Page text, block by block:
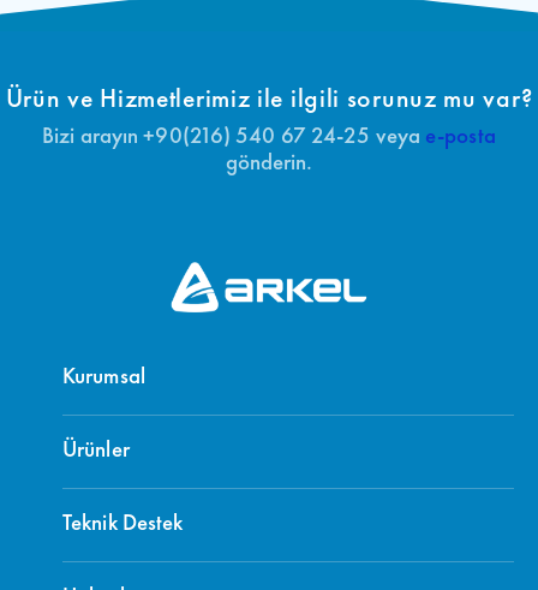
Ürün ve Hizmetlerimiz ile ilgili sorunuz mu var?
Bizi arayın +90(216) 540 67 24-25 veya e-posta
gönderin.
Kurumsal
Ürünler
Teknik Destek